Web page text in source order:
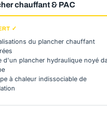
chauffant & PAC
✓
du plancher chauffant
d'un plancher hydraulique noyé
à chaleur indissociable de